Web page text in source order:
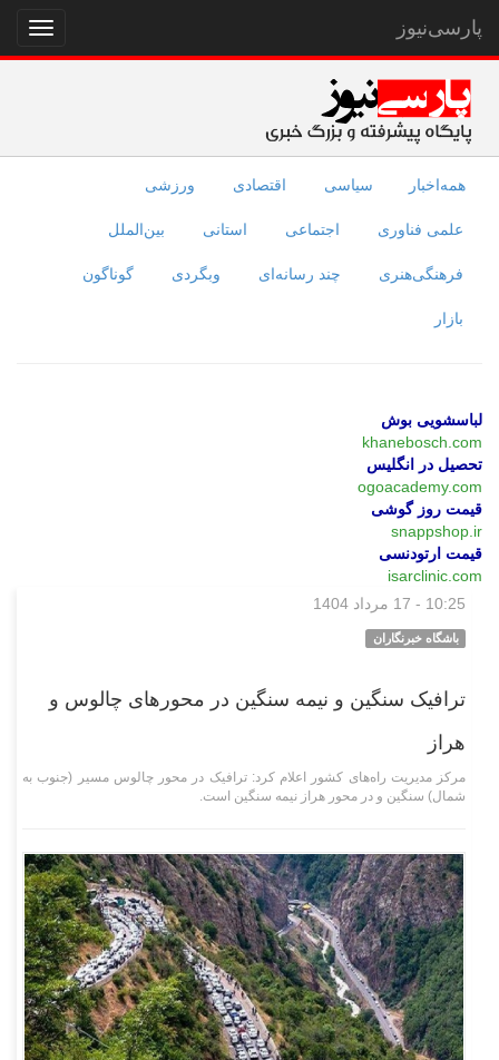
نمایش
منو
پارسی‌نیوز
همه‌اخبار سیاسی اقتصادی ورزشی
علمی فناوری اجتماعی استانی بین‌الملل
فرهنگی‌هنری چند رسانه‌ای وبگردی گوناگون
بازار
لباسشویی بوش
khanebosch.com
تحصیل در انگلیس
ogoacademy.com
قیمت روز گوشی
snappshop.ir
قیمت ارتودنسی
isarclinic.com
10:25 - 17 مرداد 1404
باشگاه خبرنگاران
ترافیک سنگین و نیمه سنگین در محور‌های چالوس و
هراز
مرکز مدیریت راه‌های کشور اعلام کرد: ترافیک در محور چالوس مسیر (جنوب به
شمال) سنگین و در محور هراز نیمه سنگین است.